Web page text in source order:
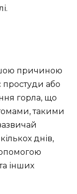
причиною
простуди або
горла, що
такими
днів,
інших